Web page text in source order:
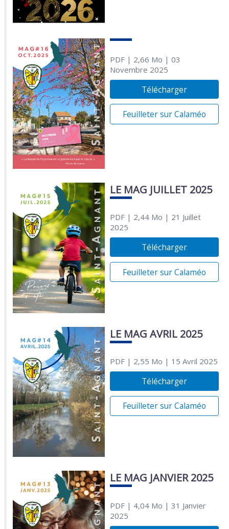
PDF| 2,66 Mo | 03
Novembre 2025
Télécharger
Feuilleter sur Calaméo
LE MAG JUILLET 2025
PDF| 2,44 Mo | 21 Juillet
2025
Télécharger
Feuilleter sur Calaméo
LE MAG AVRIL 2025
PDF| 2,55 Mo | 15 Avril 2025
Télécharger
Feuilleter sur Calaméo
LE MAG JANVIER 2025
PDF| 4,04 Mo | 31 Janvier
2025